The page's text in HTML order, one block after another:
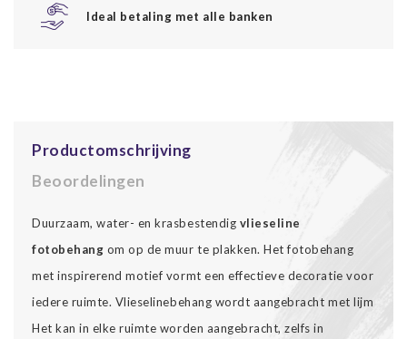
Ideal betaling met alle banken
Productomschrijving
Beoordelingen
Duurzaam, water- en krasbestendig vlieseline
fotobehang om op de muur te plakken. Het fotobehang
met inspirerend motief vormt een effectieve decoratie voor
iedere ruimte. Vlieselinebehang wordt aangebracht met lijm
Het kan in elke ruimte worden aangebracht, zelfs in